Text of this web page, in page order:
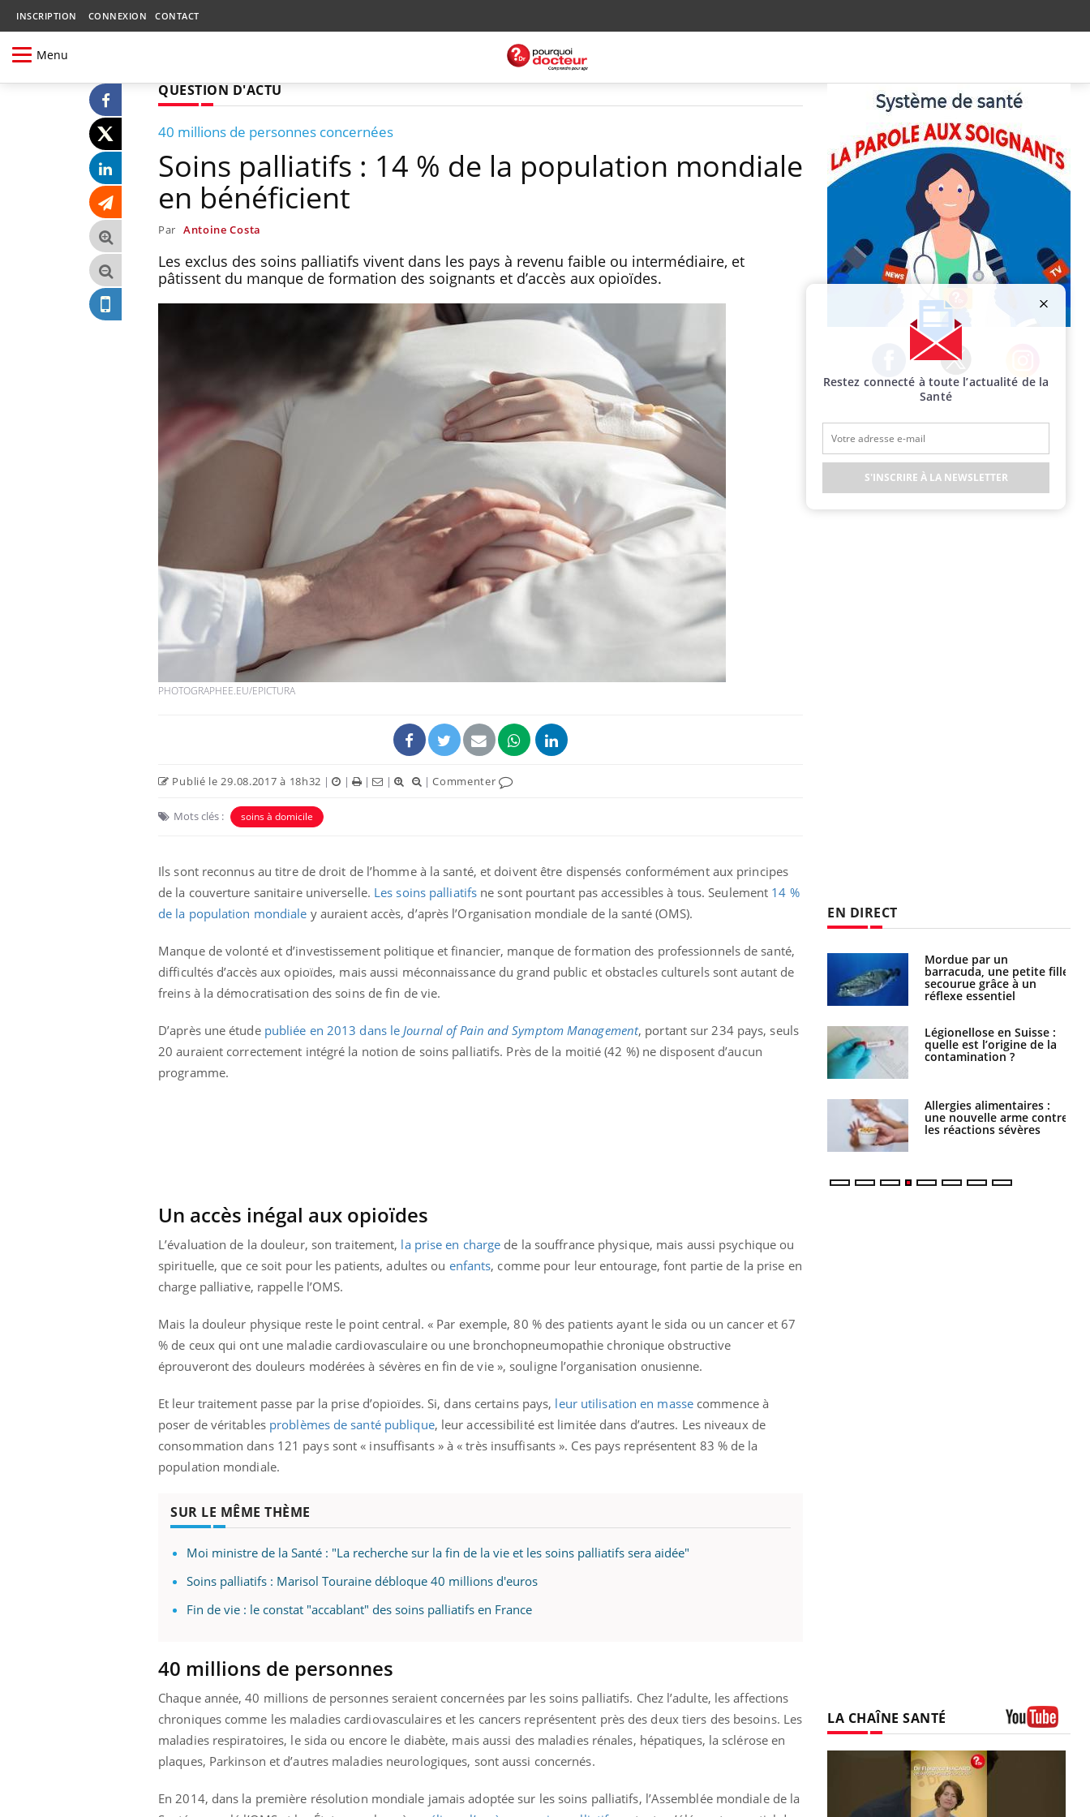
INSCRIPTION CONNEXION CONTACT
Menu
QUESTION D'ACTU
40 millions de personnes concernées
Soins palliatifs : 14 % de la population mondiale
en bénéficient
Par Antoine Costa
Les exclus des soins palliatifs vivent dans les pays à revenu faible ou intermédiaire, et
pâtissent du manque de formation des soignants et d’accès aux opioïdes.
PHOTOGRAPHEE.EU/EPICTURA
Publié le 29.08.2017 à 18h32 | | | | |Commenter
Mots clés : soins à domicile
Ils sont reconnus au titre de droit de l’homme à la santé, et doivent être dispensés conformément aux principes
de la couverture sanitaire universelle. Les soins palliatifs ne sont pourtant pas accessibles à tous. Seulement 14 %
de la population mondiale y auraient accès, d’après l’Organisation mondiale de la santé (OMS).
Manque de volonté et d’investissement politique et financier, manque de formation des professionnels de santé,
difficultés d’accès aux opioïdes, mais aussi méconnaissance du grand public et obstacles culturels sont autant de
freins à la démocratisation des soins de fin de vie.
D’après une étude publiée en 2013 dans le Journal of Pain and Symptom Management, portant sur 234 pays, seuls
20 auraient correctement intégré la notion de soins palliatifs. Près de la moitié (42 %) ne disposent d’aucun
programme.
Un accès inégal aux opioïdes
L’évaluation de la douleur, son traitement, la prise en charge de la souffrance physique, mais aussi psychique ou
spirituelle, que ce soit pour les patients, adultes ou enfants, comme pour leur entourage, font partie de la prise en
charge palliative, rappelle l’OMS.
Mais la douleur physique reste le point central. « Par exemple, 80 % des patients ayant le sida ou un cancer et 67
% de ceux qui ont une maladie cardiovasculaire ou une bronchopneumopathie chronique obstructive
éprouveront des douleurs modérées à sévères en fin de vie », souligne l’organisation onusienne.
Et leur traitement passe par la prise d’opioïdes. Si, dans certains pays, leur utilisation en massecommence à
poser de véritables problèmes de santé publique, leur accessibilité est limitée dans d’autres. Les niveaux de
consommation dans 121 pays sont « insuffisants » à « très insuffisants ». Ces pays représentent 83 % de la
population mondiale.
SUR LE MÊME THÈME
Moi ministre de la Santé : "La recherche sur la fin de la vie et les soins palliatifs sera aidée"
Soins palliatifs : Marisol Touraine débloque 40 millions d'euros
Fin de vie : le constat "accablant" des soins palliatifs en France
40 millions de personnes
Chaque année, 40 millions de personnes seraient concernées par les soins palliatifs. Chez l’adulte, les affections
chroniques comme les maladies cardiovasculaires et les cancers représentent près des deux tiers des besoins. Les
maladies respiratoires, le sida ou encore le diabète, mais aussi des maladies rénales, hépatiques, la sclérose en
plaques, Parkinson et d’autres maladies neurologiques, sont aussi concernés.
En 2014, dans la première résolution mondiale jamais adoptée sur les soins palliatifs, l’Assemblée mondiale de la
Facebook Twitter Instagram
EN DIRECT
La sieste empêche-t-elle
de dormir la nuit ?
VIH : la fin du comprimé
tous les jours se profile-t-
elle enfin ?
Fortes chaleurs :
pourquoi le risque de
noyade grimpe-t-il ?
Le Viagra pourrait-il
freiner la propagation du
cancer ?
Grossesse et chaleur : ce
que dit la science
Le smartphone nuit-il à
l'apprentissage de la
lecture ?
Mordue par un
barracuda, une petite fille
secourue grâce à un
réflexe essentiel
Légionellose en Suisse :
quelle est l’origine de la
contamination ?
Allergies alimentaires :
une nouvelle arme contre
les réactions sévères
LA CHAÎNE SANTÉ
Restez connecté à toute l’actualité de la
Santé
S'INSCRIRE À LA NEWSLETTER